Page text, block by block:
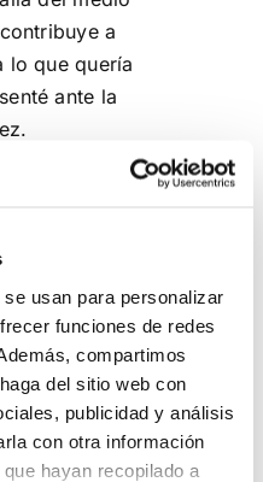
usan para personalizar
funciones de redes
compartimos
del sitio web con
publicidad y análisis
con otra información
hayan recopilado a
a
lo que quería
ante la